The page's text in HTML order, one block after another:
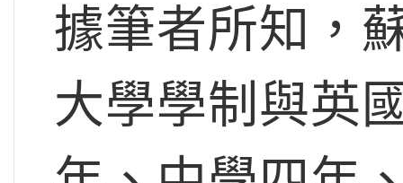
據筆者所知，
大學學制與英